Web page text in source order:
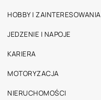
HOBBY I ZAINTERESOWANIA
JEDZENIE I NAPOJE
KARIERA
MOTORYZACJA
NIERUCHOMOŚCI